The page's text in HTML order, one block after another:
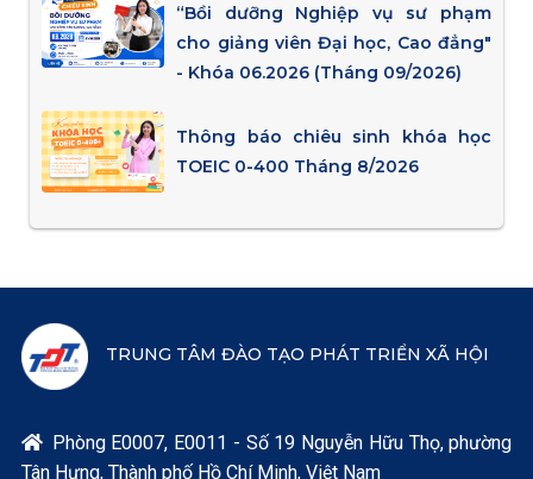
“Bồi dưỡng Nghiệp vụ sư phạm
cho giảng viên Đại học, Cao đẳng"
- Khóa 06.2026 (Tháng 09/2026)
Thông báo chiêu sinh khóa học
TOEIC 0-400 Tháng 8/2026
TRUNG TÂM ĐÀO TẠO PHÁT TRIỂN XÃ HỘI
 Phòng E0007, E0011 - Số 19 Nguyễn Hữu Thọ, phường
Tân Hưng, Thành phố Hồ Chí Minh, Việt Nam